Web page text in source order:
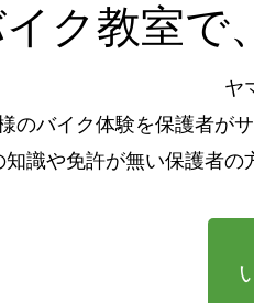
ク教室で、
ヤ
のバイク体験を保護者が
知識や免許が無い保護者の